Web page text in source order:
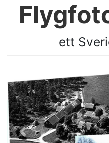
ett
Previous